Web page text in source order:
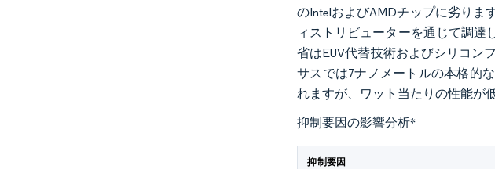
のIntelおよびAMDチップに劣りま
ィストリビューターを通じて調達
省はEUV代替技術およびシリコン
サスでは7ナノメートルの本格的
れますが、ワット当たりの性能が
抑制要因の影響分析*
抑制要因